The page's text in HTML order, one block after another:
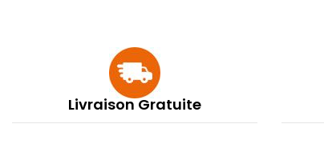
Livraison Gratuite